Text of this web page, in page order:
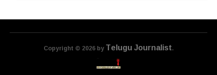
Copyright © 2026 byTelugu Journalist.